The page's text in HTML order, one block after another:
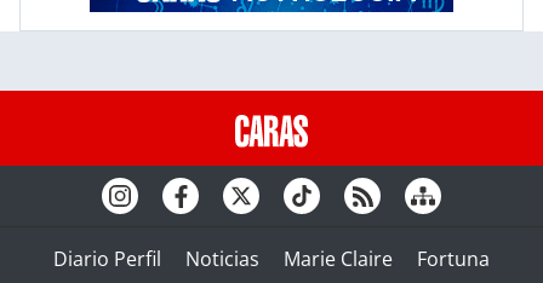
Diario Perfil Noticias Marie Claire
Fortuna